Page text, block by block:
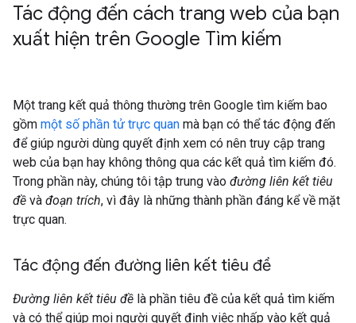
Tác động đến cách trang web của bạn
xuất hiện trên Google Tìm kiếm
Một trang kết quả thông thường trên Google tìm kiếm bao
gồm một số phần tử trực quan mà bạn có thể tác động đến
để giúp người dùng quyết định xem có nên truy cập trang
web của bạn hay không thông qua các kết quả tìm kiếm đó.
Trong phần này, chúng tôi tập trung vào đường liên kết tiêu
đề và đoạn trích, vì đây là những thành phần đáng kể về mặt
trực quan.
Tác động đến đường liên kết tiêu đề
Đường liên kết tiêu đề là phần tiêu đề của kết quả tìm kiếm
và có thể giúp mọi người quyết định việc nhấp vào kết quả